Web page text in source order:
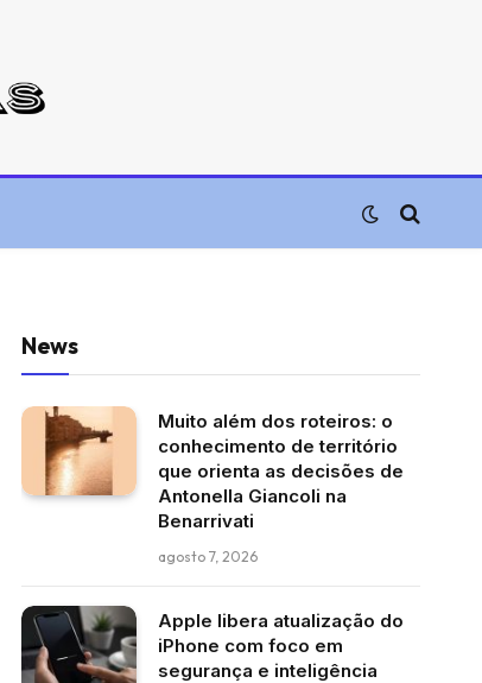
News
Muito além dos roteiros: o
conhecimento de território
que orienta as decisões de
Antonella Giancoli na
Benarrivati
agosto 7, 2026
Apple libera atualização do
iPhone com foco em
segurança e inteligência